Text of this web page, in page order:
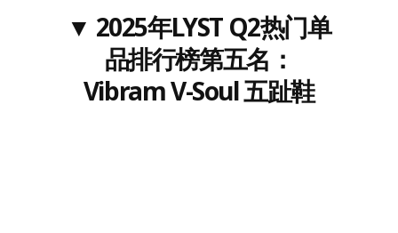
▼ 2025年LYST Q2热门单
品排行榜第五名 ：
Vibram V-Soul五趾鞋